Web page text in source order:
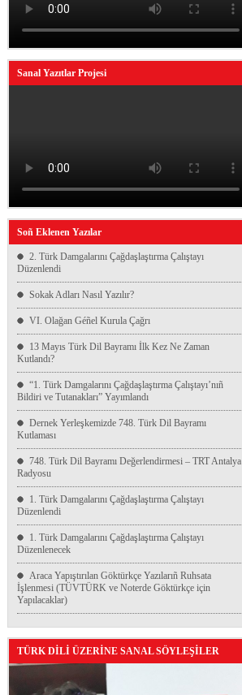
Sanal Yazıtlar Projesi
Soñ Eklenen Yazılar
2. Türk Damgalarını Çağdaşlaştırma Çalıştayı
Düzenlendi
Sokak Adları Nasıl Yazılır?
VI. Olağan Géñel Kurula Çağrı
13 Mayıs Türk Dil Bayramı İlk Kez Ne Zaman
Kutlandı?
“1. Türk Damgalarını Çağdaşlaştırma Çalıştayı’nıñ
Bildiri ve Tutanakları” Yayımlandı
Dernek Yerleşkemizde 748. Türk Dil Bayramı
Kutlaması
748. Türk Dil Bayramı Değerlendirmesi – TRT Antalya
Radyosu
1. Türk Damgalarını Çağdaşlaştırma Çalıştayı
Düzenlendi
1. Türk Damgalarını Çağdaşlaştırma Çalıştayı
Düzenlenecek
Araca Yapıştırılan Göktürkçe Yazılarıñ Ruhsata
İşlenmesi (TÜVTÜRK ve Noterde Göktürkçe için
Yapılacaklar)
TÜRK DİLİ ÜZERİNE SANAL SÖYLEŞİLER